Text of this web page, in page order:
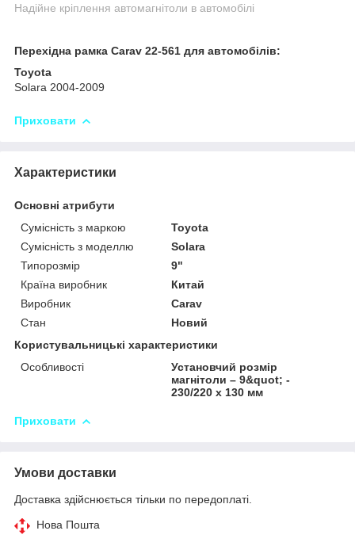
Надійне кріплення автомагнітоли в автомобілі
Перехідна рамка Carav 22-561 для автомобілів:
Toyota
Solara 2004-2009
Приховати
Характеристики
Основні атрибути
Сумісність з маркою
Toyota
Сумісність з моделлю
Solara
Типорозмір
9"
Країна виробник
Китай
Виробник
Carav
Стан
Новий
Користувальницькі характеристики
Особливості
Установчий розмір
магнітоли – 9&quot; -
230/220 x 130 мм
Приховати
Умови доставки
Доставка здійснюється тільки по передоплаті.
Нова Пошта